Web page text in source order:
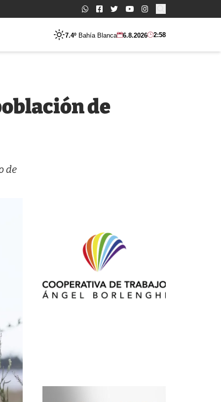
Buscar:
7.4º Bahía Blanca 6.8.2026 2:58
de
de